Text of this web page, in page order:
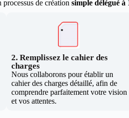
processus de création simple délégué à
2. Remplissez le cahier des
charges
Nous collaborons pour établir un
cahier des charges détaillé, afin de
comprendre parfaitement votre vision
et vos attentes.